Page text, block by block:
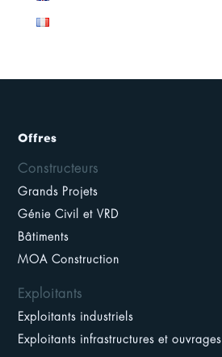
Offres
Constructeurs
Grands Projets
Génie Civil et VRD
Bâtiments
MOA Construction
Exploitants
Exploitants industriels
Exploitants infrastructures et ouvrages